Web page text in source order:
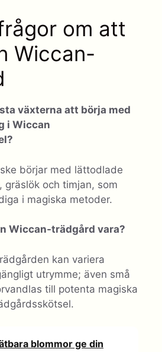
om att
Wiccan-
växterna att börja med
i Wiccan
börjar med lättodlade
gräslök och timjan, som
i magiska metoder.
Wiccan-trädgård vara?
kan variera
utrymme; även små
till potenta magiska
blommor ge din